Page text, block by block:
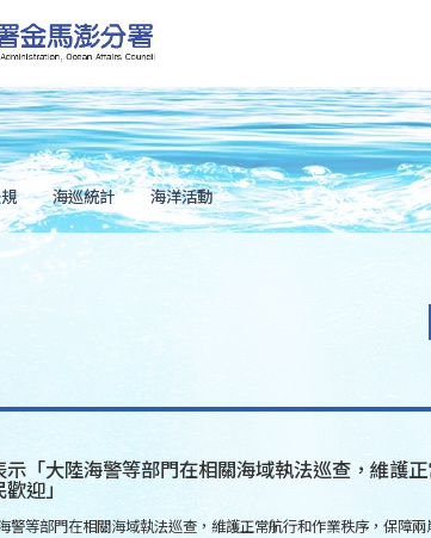
海巡統計 海洋活動
「大陸海警等部門在相關海域執法巡查，維護
歡迎」
警等部門在相關海域執法巡查，維護正常航行和作業秩序，保障